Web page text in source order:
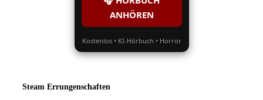
ANHÖREN
Kostenlos • KI-Hörbuch • Horror
Steam Errungenschaften